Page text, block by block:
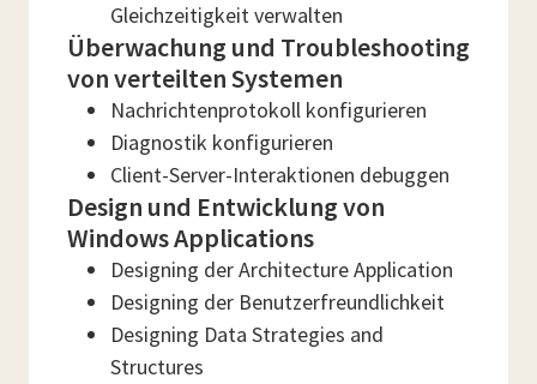
Gleichzeitigkeit verwalten
Überwachung und Troubleshooting
von verteilten Systemen
Nachrichtenprotokoll konfigurieren
Diagnostik konfigurieren
Client-Server-Interaktionen debuggen
Design und Entwicklung von
Windows Applications
Designing der Architecture Application
Designing der Benutzerfreundlichkeit
Designing Data Strategies and
Structures